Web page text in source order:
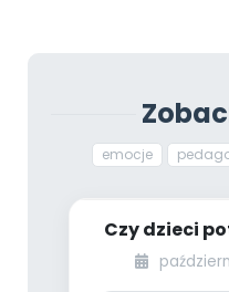
emocje
Czy dzieci
rad i